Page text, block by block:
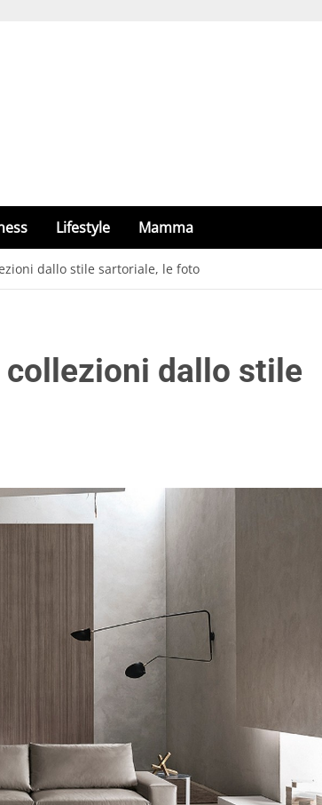
Lifestyle Mamma
dallo stile sartoriale, le foto
dallo stile